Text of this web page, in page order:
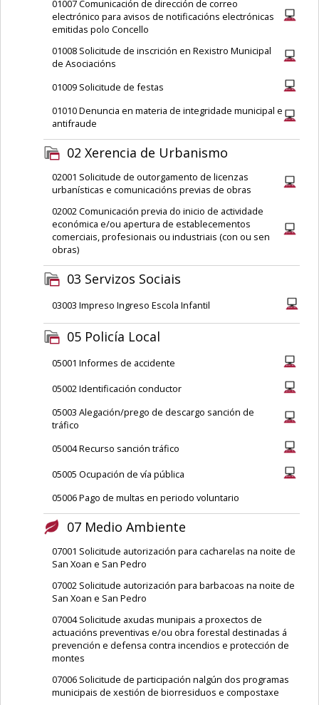
01007 Comunicación de dirección de correo
electrónico para avisos de notificacións electrónicas
emitidas polo Concello
01008 Solicitude de inscrición en Rexistro Municipal
de Asociacións
01009 Solicitude de festas
01010 Denuncia en materia de integridade municipal e
antifraude
02 Xerencia de Urbanismo
02001 Solicitude de outorgamento de licenzas
urbanísticas e comunicacións previas de obras
02002 Comunicación previa do inicio de actividade
económica e/ou apertura de establecementos
comerciais, profesionais ou industriais (con ou sen
obras)
03 Servizos Sociais
03003 Impreso Ingreso Escola Infantil
05 Policía Local
05001 Informes de accidente
05002 Identificación conductor
05003 Alegación/prego de descargo sanción de
tráfico
05004 Recurso sanción tráfico
05005 Ocupación de vía pública
05006 Pago de multas en periodo voluntario
07 Medio Ambiente
07001 Solicitude autorización para cacharelas na noite de
San Xoan e San Pedro
07002 Solicitude autorización para barbacoas na noite de
San Xoan e San Pedro
07004 Solicitude axudas munipais a proxectos de
actuacións preventivas e/ou obra forestal destinadas á
prevención e defensa contra incendios e protección de
montes
07006 Solicitude de participación nalgún dos programas
municipais de xestión de biorresiduos e compostaxe